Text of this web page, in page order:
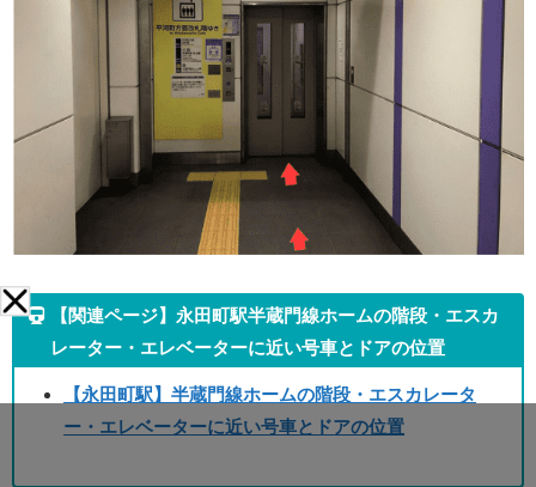
【関連ページ】永田町駅半蔵門線ホームの階段・エスカ
レーター・エレベーターに近い号車とドアの位置
【永田町駅】半蔵門線ホームの階段・エスカレータ
ー・エレベーターに近い号車とドアの位置